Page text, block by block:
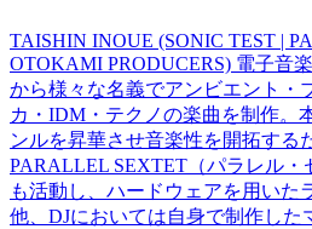
TAISHIN INOUE (SONIC TEST |
OTOKAMI PRODUCERS) 電子音
から様々な名義でアンビエント・
カ・IDM・テクノの楽曲を制作。
ンルを昇華させ音楽性を開拓する
PARALLEL SEXTET（パラレル
も活動し、ハードウェアを用いた
他、DJにおいては自身で制作した